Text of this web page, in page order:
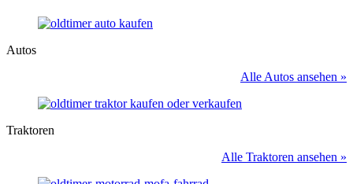
Autos
Alle Autos ansehen »
Traktoren
Alle Traktoren ansehen »